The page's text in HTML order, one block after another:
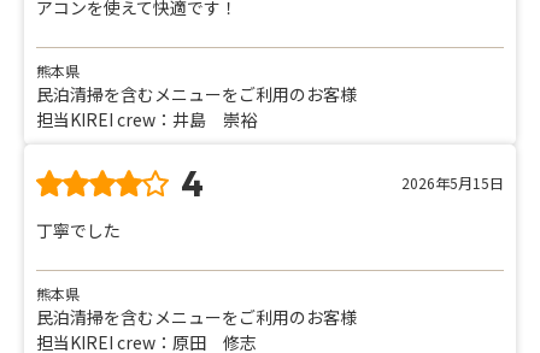
アコンを使えて快適です！
熊本県
民泊清掃を含むメニューをご利用のお客様
担当KIREI crew：井島 崇裕
4 2026年5月15日
丁寧でした
熊本県
民泊清掃を含むメニューをご利用のお客様
担当KIREI crew：原田 修志